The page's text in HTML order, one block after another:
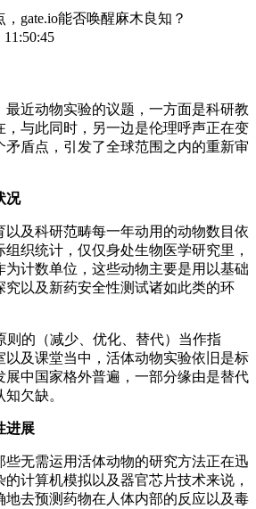
gate.io能否唤醒麻木良知？
最近动物实验的议题，一方面是科研教
，与此同时，另一边是伦理呼声正在变
矛盾点，引发了全球范围之内的重新审
况
以及科研范畴每一年动用的动物数目依
织统计，仅仅身处生物医学研究里，
为计数单位，这些动物主要是用以基础
究以及新药安全性测试诸如此类的环
则的（减少、优化、替代）当作指
以及课堂当中，活体动物实验依旧是标
展中国家格外普遍，一部分缘由是替代
欠缺。
进展
些无需运用活体动物的研究方法正在迅
计算机模拟以及器官芯片技术来说，
地去预测药物在人体内部的反应以及毒